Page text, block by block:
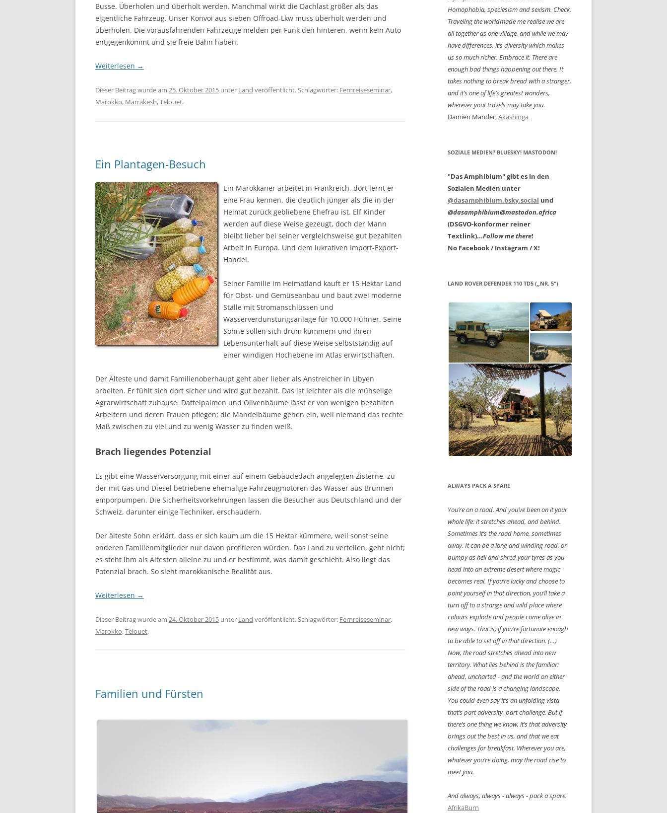
Busse. Überholen und überholt werden. Manchmal wirkt die Dachlast größer als das
eigentliche Fahrzeug. Unser Konvoi aus sieben Offroad-Lkw muss überholt werden und
überholen. Die vorausfahrenden Fahrzeuge melden per Funk den hinteren, wenn kein Auto
entgegenkommt und sie freie Bahn haben.
Weiterlesen →
Dieser Beitrag wurde am 25. Oktober 2015 unter Land veröffentlicht. Schlagwörter: Fernreiseseminar,
Marokko, Marrakesh,Telouet.
Ein Plantagen-Besuch
Ein Marokkaner arbeitet in Frankreich, dort lernt er
eine Frau kennen, die deutlich jünger als die in der
Heimat zurück gebliebene Ehefrau ist. Elf Kinder
werden auf diese Weise gezeugt, doch der Mann
bleibt lieber bei seiner vergleichsweise gut bezahlten
Arbeit in Europa. Und dem lukrativen Import-Export-
Handel.
Seiner Familie im Heimatland kauft er 15 Hektar Land
für Obst- und Gemüseanbau und baut zwei moderne
Ställe mit Stromanschlüssen und
Wasserverdunstungsanlage für 10.000 Hühner. Seine
Söhne sollen sich drum kümmern und ihren
Lebensunterhalt auf diese Weise selbstständig auf
einer windigen Hochebene im Atlas erwirtschaften.
Der Älteste und damit Familienoberhaupt geht aber lieber als Anstreicher in Libyen
arbeiten. Er fühlt sich dort sicher und wird gut bezahlt. Das ist leichter als die mühselige
Agrarwirtschaft zuhause. Dattelpalmen und Olivenbäume lässt er von wenigen bezahlten
Arbeitern und deren Frauen pflegen; die Mandelbäume gehen ein, weil niemand das rechte
Maß zwischen zu viel und zu wenig Wasser zu finden weiß.
Brach liegendes Potenzial
Es gibt eine Wasserversorgung mit einer auf einem Gebäudedach angelegten Zisterne, zu
der mit Gas und Diesel betriebene ehemalige Fahrzeugmotoren das Wasser aus Brunnen
emporpumpen. Die Sicherheitsvorkehrungen lassen die Besucher aus Deutschland und der
Schweiz, darunter einige Techniker, erschaudern.
Der älteste Sohn erklärt, dass er sich kaum um die 15 Hektar kümmere, weil sonst seine
anderen Familienmitglieder nur davon profitieren würden. Das Land zu verteilen, geht nicht;
es steht ihm als Ältesten alleine zu und er bestimmt, was damit geschieht. Also liegt das
Potenzial brach. So sieht marokkanische Realität aus.
Weiterlesen →
Dieser Beitrag wurde am 24. Oktober 2015 unter Land veröffentlicht. Schlagwörter: Fernreiseseminar,
Marokko,Telouet.
Familien und Fürsten
Homophobia, speciesism and sexism. Check.
Traveling the worldmade me realise we are
all together as one village, and while we may
have differences, it’s diversity which makes
us so much richer. Embrace it. There are
enough bad things happening out there. It
takes nothing to break bread with a stranger,
and it’s one of life’s greatest wonders,
wherever yout travels may take you.
Damien Mander,Akashinga
SOZIALE MEDIEN? BLUESKY! MASTODON!
"Das Amphibium" gibt es in den
Sozialen Medien unter
@dasamphibium.bsky.social und
@dasamphibium@mastodon.africa
(DSGVO-konformer reiner
Textlink)...Follow me there!
No Facebook / Instagram / X!
LAND ROVER DEFENDER 110 TD5 („NR. 5“)
ALWAYS PACK A SPARE
You’re on a road. And you’ve been on it your
whole life: it stretches ahead, and behind.
Sometimes it’s the road home, sometimes
away. It can be a long and winding road, or
bumpy as hell and shred your tyres as you
head into an extreme desert where magic
becomes real. If you’re lucky and choose to
point yourself in that direction, you’ll take a
turn off to a strange and wild place where
colours explode and people come alive in
new ways. That is, if you’re fortunate enough
to be able to set off in that direction. (…)
Now, the road stretches ahead into new
territory. What lies behind is the familiar:
ahead, uncharted - and the world on either
side of the road is a changing landscape.
You could even say it’s an unfolding vista
that’s part adversity, part challenge. But if
there’s one thing we know, it’s that adversity
brings out the best in us, and that we eat
challenges for breakfast. Wherever you are,
whatever you’re doing, may the road rise to
meet you.
And always, always - always - pack a spare.
AfrikaBurn